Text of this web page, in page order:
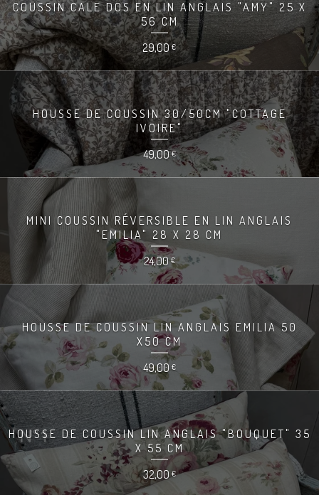
COUSSIN CALE DOS EN LIN ANGLAIS "AMY" 25 X
56 CM
29,00€
HOUSSE DE COUSSIN 30/50CM "COTTAGE
IVOIRE"
49,00€
MINI COUSSIN RÉVERSIBLE EN LIN ANGLAIS
"EMILIA" 28 X 28 CM
24,00€
HOUSSE DE COUSSIN LIN ANGLAIS EMILIA 50
X50 CM
49,00€
HOUSSE DE COUSSIN LIN ANGLAIS "BOUQUET" 35
X 55 CM
32,00€